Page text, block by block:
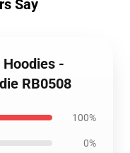
Say
-
RB0508
100%
0%